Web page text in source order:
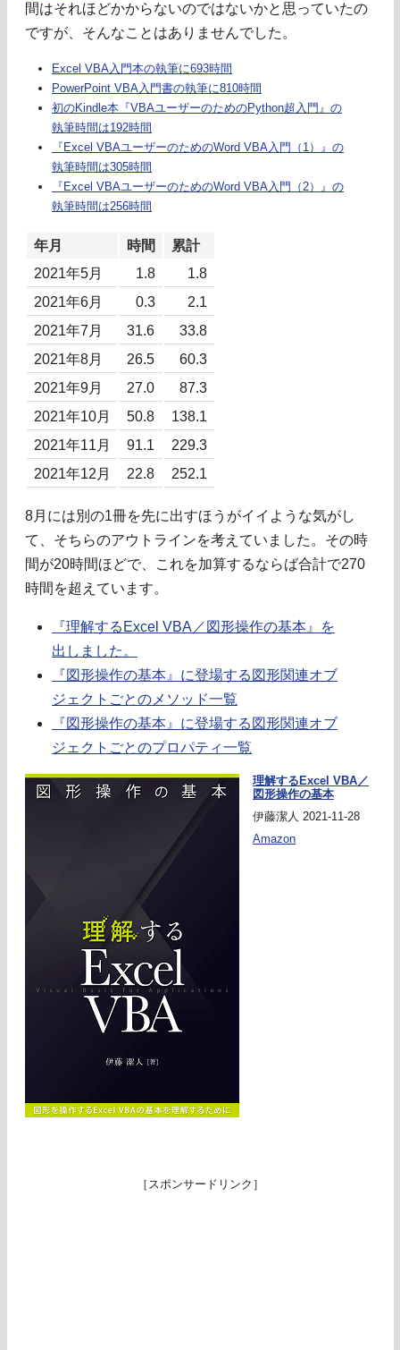
間はそれほどかからないのではないかと思っていたの
ですが、そんなことはありませんでした。
Excel VBA入門本の執筆に693時間
PowerPoint VBA入門書の執筆に810時間
初のKindle本『VBAユーザーのためのPython超入門』の
執筆時間は192時間
『Excel VBAユーザーのためのWord VBA入門（1）』の
執筆時間は305時間
『Excel VBAユーザーのためのWord VBA入門（2）』の
執筆時間は256時間
年月 時間
累計
2021年5月
1.8
1.8
2021年6月
0.3
2.1
2021年7月
31.6
33.8
2021年8月
26.5
60.3
2021年9月
27.0
87.3
2021年10月
50.8
138.1
2021年11月
91.1
229.3
2021年12月
22.8 252.1
8月には別の1冊を先に出すほうがイイような気がし
て、そちらのアウトラインを考えていました。その時
間が20時間ほどで、これを加算するならば合計で270
時間を超えています。
『理解するExcel VBA／図形操作の基本』を
出しました。
『図形操作の基本』に登場する図形関連オブ
ジェクトごとのメソッド一覧
『図形操作の基本』に登場する図形関連オブ
ジェクトごとのプロパティ一覧
理解するExcel VBA／
図形操作の基本
伊藤潔人 2021-11-28
Amazon
［スポンサードリンク］